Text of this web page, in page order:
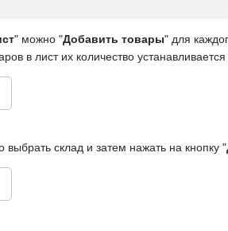
" можно "Добавить товары" для
в лист их количество
склад и затем нажать на кнопку "